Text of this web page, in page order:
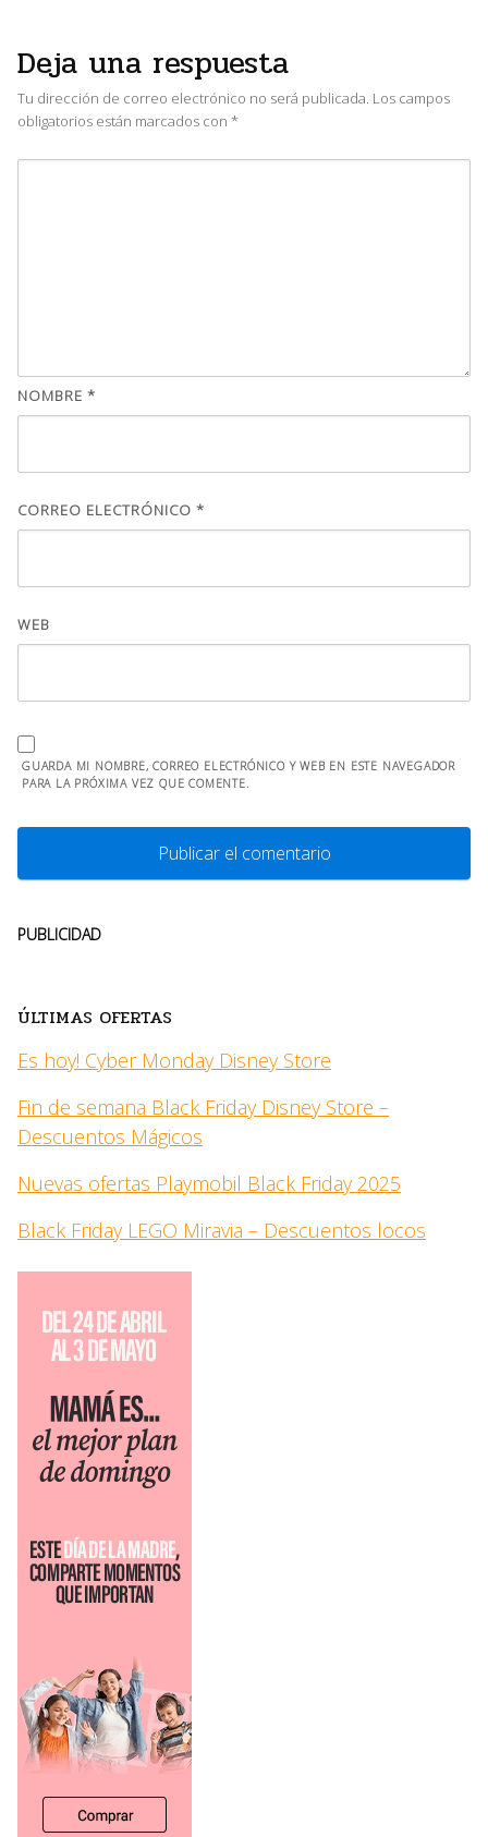
Deja una respuesta
Tu dirección de correo electrónico no será publicada. Los campos
obligatorios están marcados con *
NOMBRE *
CORREO ELECTRÓNICO *
WEB
GUARDA MI NOMBRE, CORREO ELECTRÓNICO Y WEB EN ESTE NAVEGADOR
PARA LA PRÓXIMA VEZ QUE COMENTE.
PUBLICIDAD
ÚLTIMAS OFERTAS
Es hoy! Cyber Monday Disney Store
Fin de semana Black Friday Disney Store –
Descuentos Mágicos
Nuevas ofertas Playmobil Black Friday 2025
Black Friday LEGO Miravia – Descuentos locos